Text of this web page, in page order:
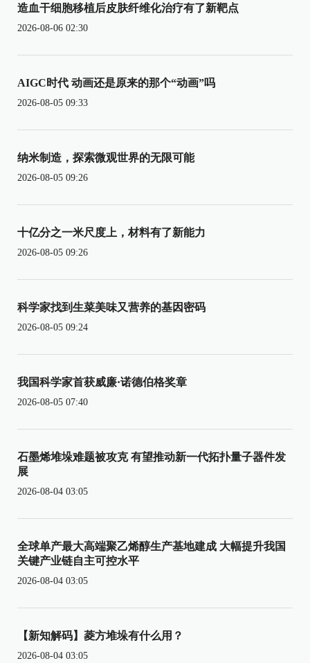
造血干细胞移植后皮肤纤维化治疗有了新靶点
2026-08-06 02:30
AIGC时代 动画还是原来的那个“动画”吗
2026-08-05 09:33
纳米制造，探索微观世界的无限可能
2026-08-05 09:26
十亿分之一米尺度上，材料有了新能力
2026-08-05 09:26
科学家找到生菜美味又营养的基因密码
2026-08-05 09:24
我国科学家首获威廉·诺德伯格奖章
2026-08-05 07:40
石墨烯堆垛难题被攻克 有望推动新一代拓扑量子器件发
展
2026-08-04 03:05
全球单产最大高端聚乙烯醇生产基地建成 大幅提升我国
关键产业链自主可控水平
2026-08-04 03:05
【新知解码】菱方堆垛有什么用？
2026-08-04 03:05